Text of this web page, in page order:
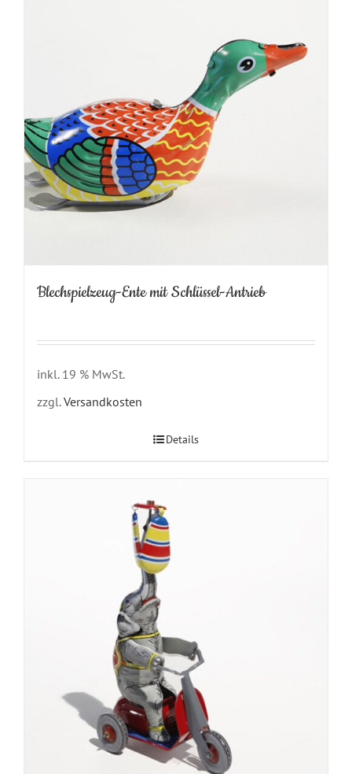
Blechspielzeug-Ente mit Schlüssel-Antrieb
inkl. 19 % MwSt.
zzgl.Versandkosten
Details